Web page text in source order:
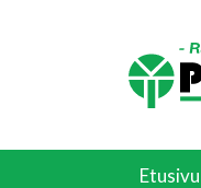
Etusivu